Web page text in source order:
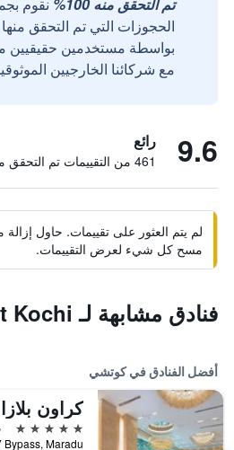
الحجوزات التي تم التحقق
مع شركائنا الخارجيين
9.6 رائع
461 من التقييمات تم التحقق منها
لم يتم العثور على تقييمات. حاول
مسح كل شيء لعرض التقييمات.
فنادق مشابهة لـ La Lune Fort Kochi
أفضل الفنادق في كوتشي
5 نجوم